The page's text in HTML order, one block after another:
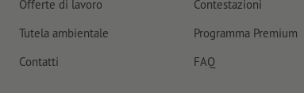
Offerte di lavoro
Tutela ambientale
Contatti
Contestazioni
Programma Premium
FAQ